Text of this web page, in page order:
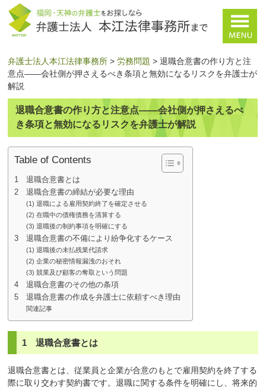
弁護士法人本江法律事務所 >労務問題 >退職合意書の作り方と注
意点——会社側が押さえるべき条項と無効になるリスクを弁護士が
解説
退職合意書の作り方と注意点——会社側が押さえるべ
き条項と無効になるリスクを弁護士が解説
Table of Contents
1 退職合意書とは
2 退職合意書の締結が必要な理由
(1) 退職による雇用契約終了を確定させる
(2) 在職中の債権債務を清算する
(3) 退職後の制約事項を明確にする
3 退職合意書の不備により紛争化するケース
(1) 退職後の未払残業代請求
(2) 企業の秘密情報漏洩のおそれ
(3) 競業及び顧客の奪取という問題
4 退職合意書のその他の条項
5 退職合意書の作成を弁護士に依頼すべき理由
関連記事
1 退職合意書とは
退職合意書とは、従業員と企業が合意のもとで雇用契約を終了する
際に取り交わす契約書です。退職に関する条件を明確にし、将来的